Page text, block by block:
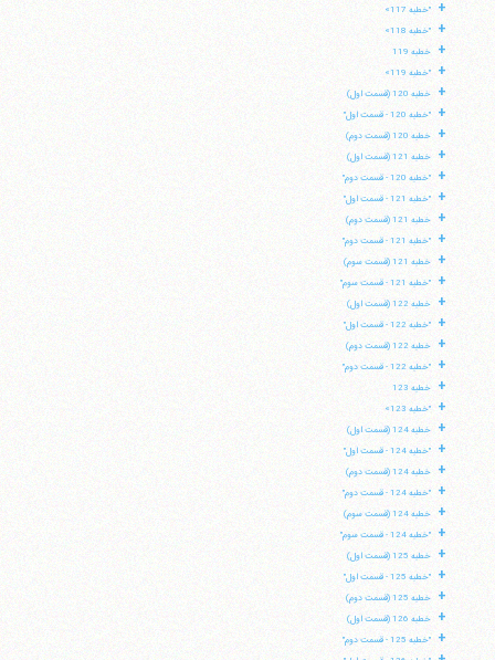
+ "خطبه 117»
+ "خطبه 118»
+ خطبه 119
+ "خطبه 119»
+ خطبه 120 (قسمت اول)
+ "خطبه 120 - قسمت اول"
+ خطبه 120 (قسمت دوم)
+ خطبه 121 (قسمت اول)
+ "خطبه 120 - قسمت دوم"
+ "خطبه 121 - قسمت اول"
+ خطبه 121 (قسمت دوم)
+ "خطبه 121 - قسمت دوم"
+ خطبه 121 (قسمت سوم)
+ "خطبه 121 - قسمت سوم"
+ خطبه 122 (قسمت اول)
+ "خطبه 122 - قسمت اول"
+ خطبه 122 (قسمت دوم)
+ "خطبه 122 - قسمت دوم"
+ خطبه 123
+ "خطبه 123»
+ خطبه 124 (قسمت اول)
+ "خطبه 124 - قسمت اول"
+ خطبه 124 (قسمت دوم)
+ "خطبه 124 - قسمت دوم"
+ خطبه 124 (قسمت سوم)
+ "خطبه 124 - قسمت سوم"
+ خطبه 125 (قسمت اول)
+ "خطبه 125 - قسمت اول"
+ خطبه 125 (قسمت دوم)
+ خطبه 126 (قسمت اول)
+ "خطبه 125 - قسمت دوم"